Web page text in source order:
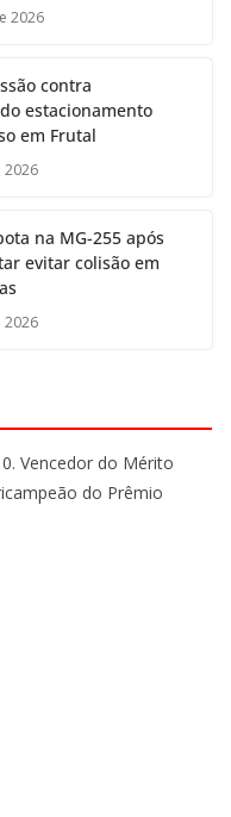
2026
contra
estacionamento
em Frutal
2026
na MG-255 após
evitar colisão em
2026
Vencedor do Mérito
do Prêmio